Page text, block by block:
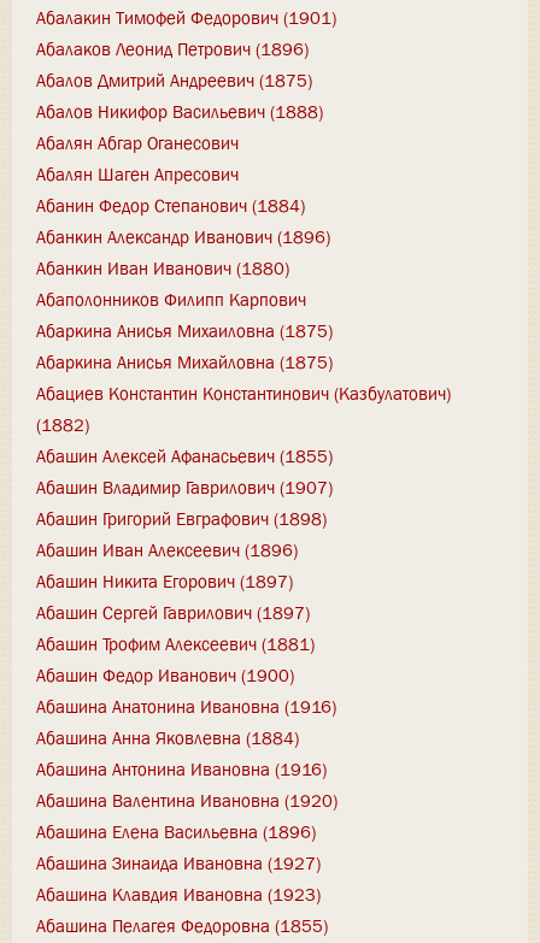
Абалакин Тимофей Федорович (1901)
Абалаков Леонид Петрович (1896)
Абалов Дмитрий Андреевич (1875)
Абалов Никифор Васильевич (1888)
Абалян Абгар Оганесович
Абалян Шаген Апресович
Абанин Федор Степанович (1884)
Абанкин Александр Иванович (1896)
Абанкин Иван Иванович (1880)
Абаполонников Филипп Карпович
Абаркина Анисья Михаиловна (1875)
Абаркина Анисья Михайловна (1875)
Абациев Константин Константинович (Казбулатович)
(1882)
Абашин Алексей Афанасьевич (1855)
Абашин Владимир Гаврилович (1907)
Абашин Григорий Евграфович (1898)
Абашин Иван Алексеевич (1896)
Абашин Никита Егорович (1897)
Абашин Сергей Гаврилович (1897)
Абашин Трофим Алексеевич (1881)
Абашин Федор Иванович (1900)
Абашина Анатонина Ивановна (1916)
Абашина Анна Яковлевна (1884)
Абашина Антонина Ивановна (1916)
Абашина Валентина Ивановна (1920)
Абашина Елена Васильевна (1896)
Абашина Зинаида Ивановна (1927)
Абашина Клавдия Ивановна (1923)
Абашина Пелагея Федоровна (1855)